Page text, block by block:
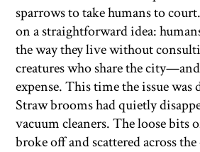
sparrows to take humans to
on a straightforward idea:
the way they live without
creatures who share the
expense. This time the issue was
Straw brooms had quietly
vacuum cleaners. The loose bits
broke off and scattered across